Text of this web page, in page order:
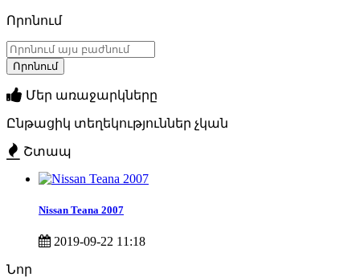
Որոնում
Մեր առաջարկները
Ընթացիկ տեղեկություններ չկան
Շտապ
Nissan Teana 2007
2019-09-22 11:18
Նոր